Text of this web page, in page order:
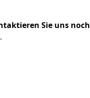
Sie uns noch